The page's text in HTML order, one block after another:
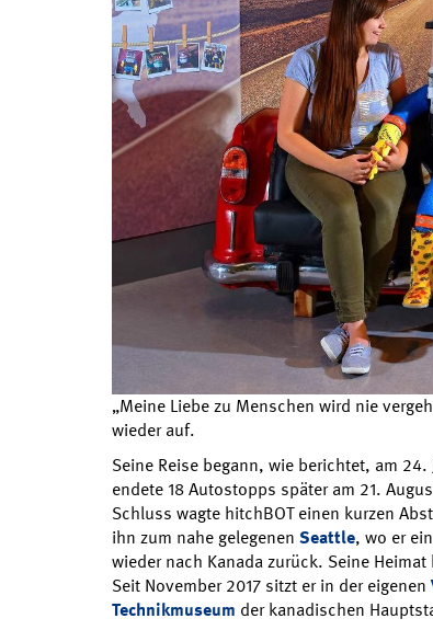
„Meine Liebe zu Menschen wird nie
wieder auf.
Seine Reise begann, wie berichtet, am
endete 18 Autostopps später am 21.
Schluss wagte hitchBOT einen kurzen
ihn zum nahe gelegenen Seattle, wo er
wieder nach Kanada zurück. Seine
Seit November 2017 sitzt er in der eigenen
Technikmuseum der kanadischen